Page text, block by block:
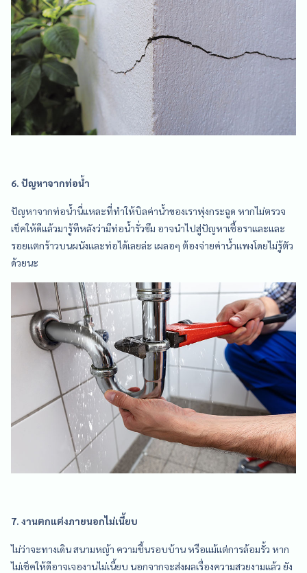
6. ปัญหาจากท่อน้ำ
ปัญหาจากท่อน้ำนี่แหละที่ทำให้บิลค่าน้ำของเราพุ่งกระฉูด หากไม่ตรวจ
เช็คให้ดีแล้วมารู้ทีหลังว่ามีท่อน้ำรั่วซึม อาจนำไปสู่ปัญหาเชื้อราและและ
รอยแตกร้าวบนผนังและท่อได้เลยล่ะ เผลอๆ ต้องจ่ายค่าน้ำแพงโดยไม่รู้ตัว
ด้วยนะ
7. งานตกแต่งภายนอกไม่เนี้ยบ
ไม่ว่าจะทางเดิน สนามหญ้า ความชื้นรอบบ้าน หรือแม้แต่การล้อมรั้ว หาก
ไม่เช็คให้ดีอาจเจองานไม่เนี้ยบ นอกจากจะส่งผลเรื่องความสวยงามแล้ว ยัง